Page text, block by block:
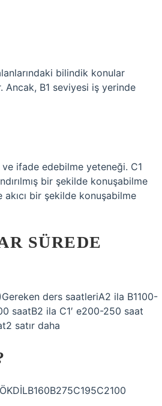
bilindik konular
B1 seviyesi iş yerinde
ifade edebilme yeteneği. C1
bir şekilde konuşabilme
bir şekilde konuşabilme
SÜREDE
ders saatleriA2 ila B1100-
saatB2 ila C1′ e200-250 saat
satır daha